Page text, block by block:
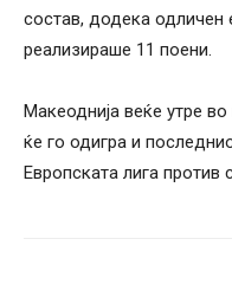
состав, додека одличен
реализираше 11 поени.
Макеоднија веќе утре
ќе го одигра и
Европската лига против